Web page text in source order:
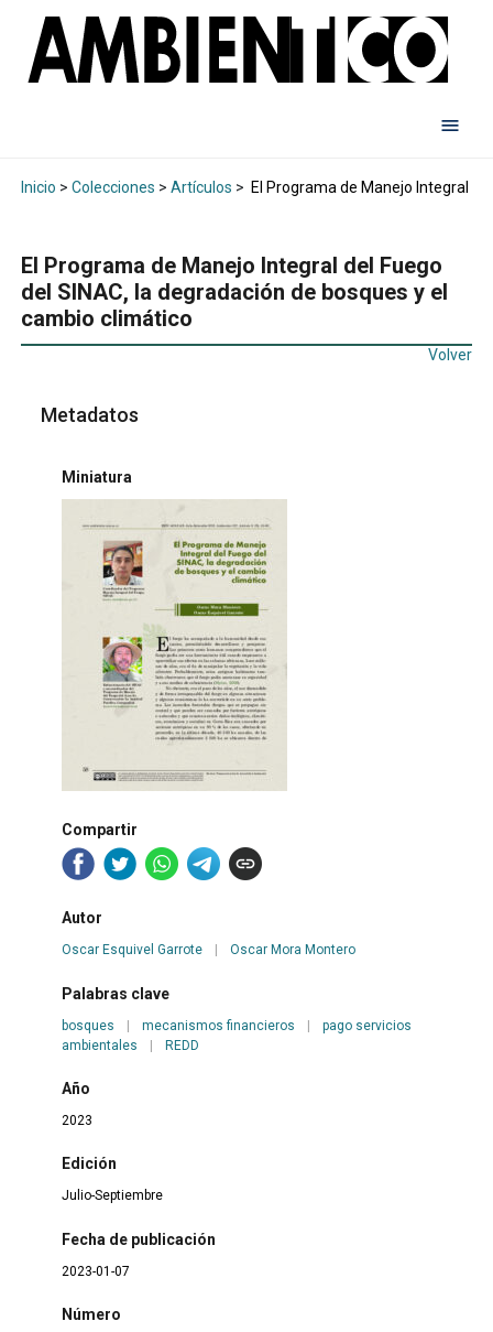
Inicio > Colecciones > Artículos > El Programa de Manejo Integral
El Programa de Manejo Integral del Fuego
del SINAC, la degradación de bosques y el
cambio climático
Volver
Metadatos
Miniatura
Compartir
Autor
Oscar Esquivel Garrote Oscar Mora Montero
Palabras clave
bosques | mecanismos financieros |
pago servicios
ambientales
| REDD
Año
2023
Edición
Julio-Septiembre
Fecha de publicación
2023-01-07
Número